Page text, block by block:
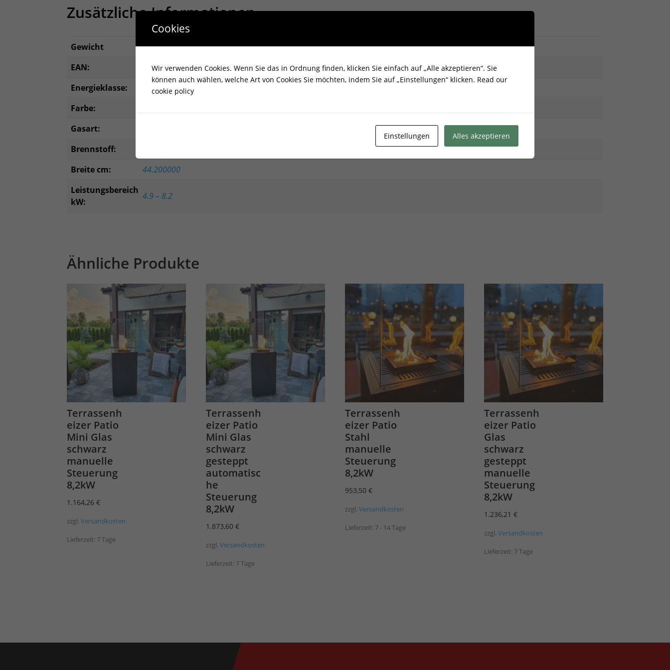
Zusätzliche Informationen
Gewicht
64,000000 kg
EAN:
5902539519457
Energieklasse:
undefined
Farbe:
Gasart:
Brennstoff:
Breite cm:
44.200000
Leistungsbereich
kW:
4.9 – 8.2
Ähnliche Produkte
Terrassenh
eizer Patio
Mini Glas
schwarz
manuelle
Steuerung
8,2kW
1.164,26€
zzgl.Versandkosten
Lieferzeit: 7 Tage
Terrassenh
eizer Patio
Mini Glas
schwarz
gesteppt
automatisc
he
Steuerung
8,2kW
1.873,60€
zzgl.Versandkosten
Lieferzeit: 7 Tage
Terrassenh
eizer Patio
Stahl
manuelle
Steuerung
8,2kW
953,50€
zzgl.Versandkosten
Lieferzeit: 7 - 14 Tage
Terrassenh
eizer Patio
Glas
schwarz
gesteppt
manuelle
Steuerung
8,2kW
1.236,21€
zzgl.Versandkosten
Lieferzeit: 7 Tage
Cookies
Wir verwenden Cookies. Wenn Sie das in Ordnung finden, klicken Sie einfach auf „Alle akzeptieren“. Sie
können auch wählen, welche Art von Cookies Sie möchten, indem Sie auf „Einstellungen“ klicken. Read our
cookie policy
Einstellungen Alles akzeptieren